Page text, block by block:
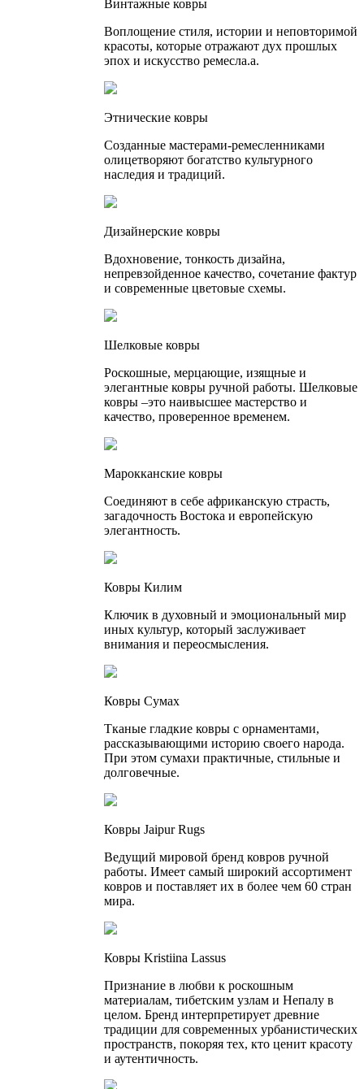
Винтажные ковры
Воплощение стиля, истории и неповторимой
красоты, которые отражают дух прошлых
эпох и искусство ремесла.а.
Этнические ковры
Созданные мастерами-ремесленниками
олицетворяют богатство культурного
наследия и традиций.
Дизайнерские ковры
Вдохновение, тонкость дизайна,
непревзойденное качество, сочетание фактур
и современные цветовые схемы.
Шелковые ковры
Роскошные, мерцающие, изящные и
элегантные ковры ручной работы. Шелковые
ковры –это наивысшее мастерство и
качество, проверенное временем.
Марокканские ковры
Соединяют в себе африканскую страсть,
загадочность Востока и европейскую
элегантность.
Ковры Килим
Ключик в духовный и эмоциональный мир
иных культур, который заслуживает
внимания и переосмысления.
Ковры Сумах
Тканые гладкие ковры с орнаментами,
рассказывающими историю своего народа.
При этом сумахи практичные, стильные и
долговечные.
Ковры Jaipur Rugs
Ведущий мировой бренд ковров ручной
работы. Имеет самый широкий ассортимент
ковров и поставляет их в более чем 60 стран
мира.
Ковры Kristiina Lassus
Признание в любви к роскошным
материалам, тибетским узлам и Непалу в
целом. Бренд интерпретирует древние
традиции для современных урбанистических
пространств, покоряя тех, кто ценит красоту
и аутентичность.